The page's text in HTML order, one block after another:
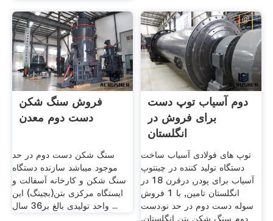
فروش سنگ شکن
دست دوم معدن
سنگ شکن دست دوم در حد
موجود میباشد سازنده دستگاه
سنگ شکن و کارخانه آسفالت و
ایستگاه مرکزی بتن(بچینگ) این
واحد تولیدی بالغ بر36 سال ...
دوم آسیاب توپ دست
برای فروش در
انگلستان
توپ های فولادی آسیاب ساخت
دستگاه تولید کننده در چینتوپ
آسیاب برای پودر, درقرن 18 در
انگلستان تامين, با 1 فروش
سوله دست دوم در حد نو.دست
دوم سنگ شکن بتن انگلستان,